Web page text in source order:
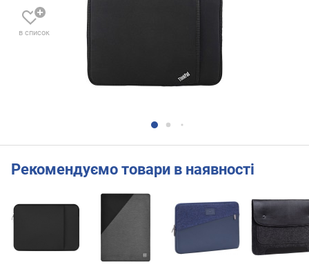
в список
Рекомендуємо товари в наявності